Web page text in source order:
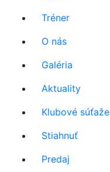
Tréner
O nás
Galéria
Aktuality
Klubové súťaže
Stiahnuť
Predaj